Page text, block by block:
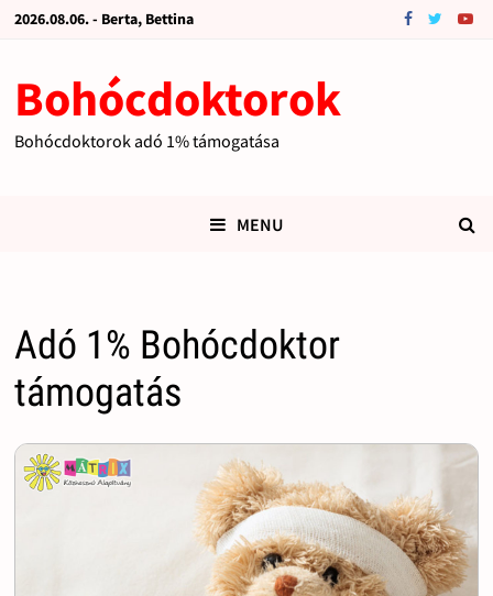
2026.08.06. - Berta, Bettina
Bohócdoktorok
Bohócdoktorok adó 1% támogatása
MENU
Adó 1% Bohócdoktor
támogatás